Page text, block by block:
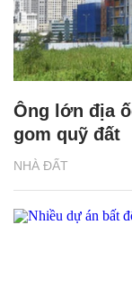
NHÀ ĐẤT
Ông lớn địa
gom quỹ đất